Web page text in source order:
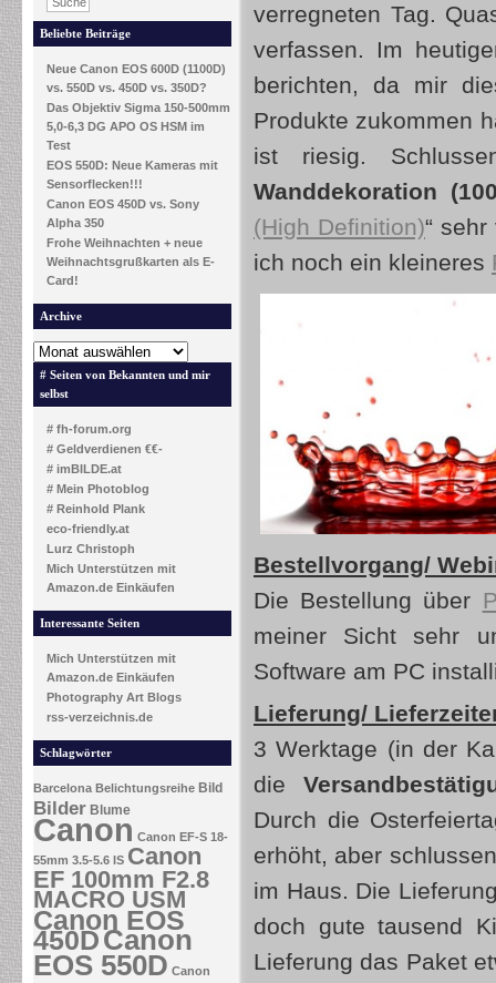
Beliebte Beiträge
Neue Canon EOS 600D (1100D)
vs. 550D vs. 450D vs. 350D?
Das Objektiv Sigma 150-500mm
5,0-6,3 DG APO OS HSM im
Test
EOS 550D: Neue Kameras mit
Sensorflecken!!!
Canon EOS 450D vs. Sony
Alpha 350
Frohe Weihnachten + neue
Weihnachtsgrußkarten als E-
Card!
Archive
# Seiten von Bekannten und mir
selbst
# fh-forum.org
# Geldverdienen €€-
# imBILDE.at
# Mein Photoblog
# Reinhold Plank
eco-friendly.at
Lurz Christoph
Mich Unterstützen mit
Amazon.de Einkäufen
Interessante Seiten
Mich Unterstützen mit
Amazon.de Einkäufen
Photography Art Blogs
rss-verzeichnis.de
Schlagwörter
Barcelona Belichtungsreihe Bild
Bilder Blume
Canon Canon EF-S 18-
55mm 3.5-5.6 IS Canon
EF 100mm F2.8
MACRO USM
Canon EOS
450DCanon
EOS 550D Canon
verregneten Tag.
verfassen. Im
berichten, da mir
Produkte zukommen
ist riesig.
Wanddekoration
(High Definition)“
ich noch ein kleineres
Bestellvorgang/
Die Bestellung über
meiner Sicht sehr
Software am PC
Lieferung/
3 Werktage (in der
die
Durch die
erhöht, aber
im Haus. Die
doch gute tausend
Lieferung das Paket